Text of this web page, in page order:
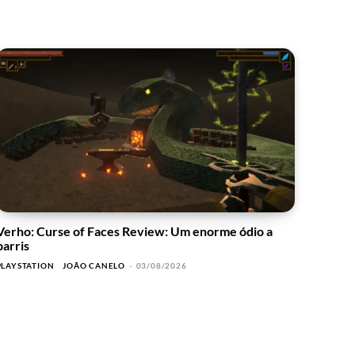
Curse of Faces Review: Um enorme ódio a
JOÃO CANELO - 03/08/2026